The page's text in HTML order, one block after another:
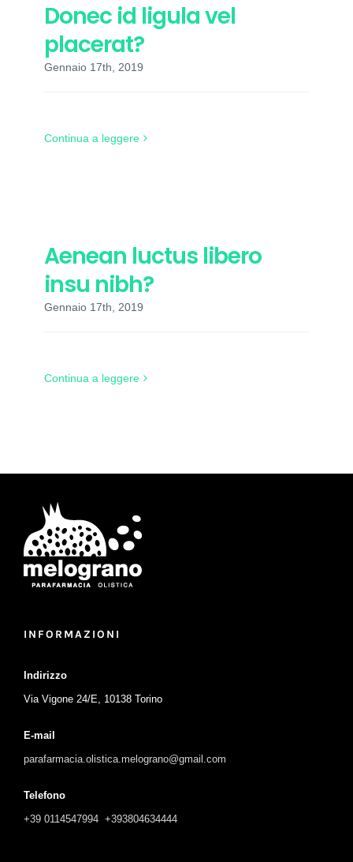
Donec id ligula vel
placerat?
Gennaio 17th, 2019
Continua a leggere
Aenean luctus libero
insu nibh?
Gennaio 17th, 2019
Continua a leggere
INFORMAZIONI
Indirizzo
Via Vigone 24/E, 10138 Torino
E-mail
parafarmacia.olistica.melograno@gmail.com
Telefono
+39 0114547994 +393804634444